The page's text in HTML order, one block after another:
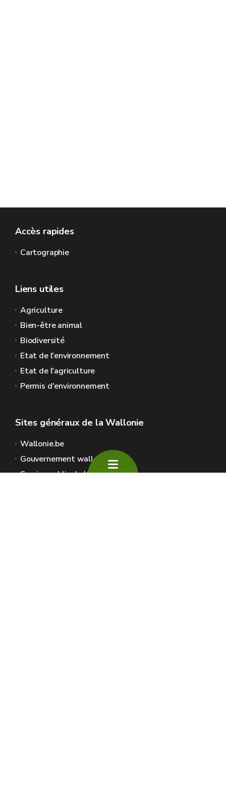
Accès rapides
Cartographie
Liens utiles
Agriculture
Bien-être animal
Biodiversité
Etat de l'environnement
Etat de l'agriculture
Permis d'environnement
Sites généraux de la Wallonie
Wallonie.be
Gouvernement wallon
Service public de Wallonie